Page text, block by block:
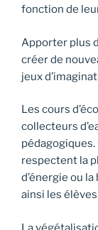
fonction de
Apporter plus
créer de
jeux
Les cours
collecteurs
respectent la
d’énergie ou
ainsi les